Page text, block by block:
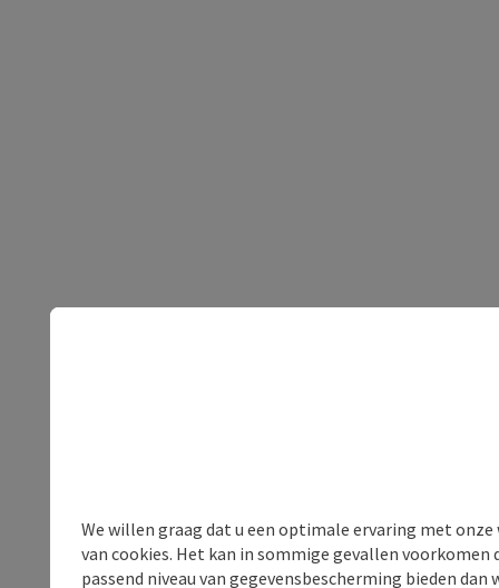
We willen graag dat u een optimale ervaring met
van cookies. Het kan in sommige gevallen voorkomen
passend niveau van gegevensbescherming bieden